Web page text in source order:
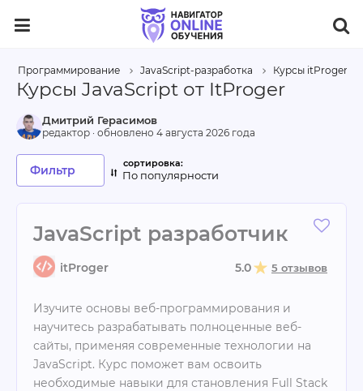
Программирование JavaScript-разработка Курсы itProger
Курсы JavaScript от ItProger
JavaScript разработчик
itProger 5 отзывов
5.0
Изучите основы веб-программирования и
научитесь разрабатывать полноценные веб-
сайты, применяя современные технологии на
JavaScript. Курс поможет вам освоить
необходимые навыки для становления Full Stack
Дмитрий Герасимов
редактор · обновлено 4 августа 2026 года
Фильтр По популярности